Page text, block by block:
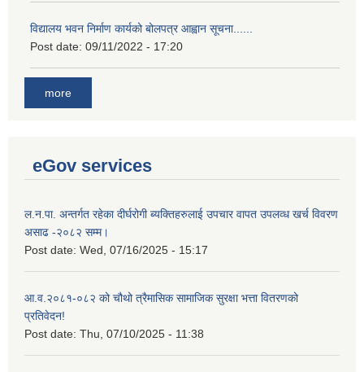
विद्यालय भवन निर्माण कार्यको बोलपत्र आह्वान सूचना......
Post date: 09/11/2022 - 17:20
more
eGov services
ल.न.पा. अन्तर्गत रहेका दीर्घरोगी ब्यक्तिहरुलाई उपचार वापत उपलव्ध खर्च विवरण
असाढ -२०८२ सम्म।
Post date: Wed, 07/16/2025 - 15:17
आ.व.२०८१-०८२ को चौथो त्रैमासिक सामाजिक सुरक्षा भत्ता वितरणको
प्रतिवेदन!
Post date: Thu, 07/10/2025 - 11:38